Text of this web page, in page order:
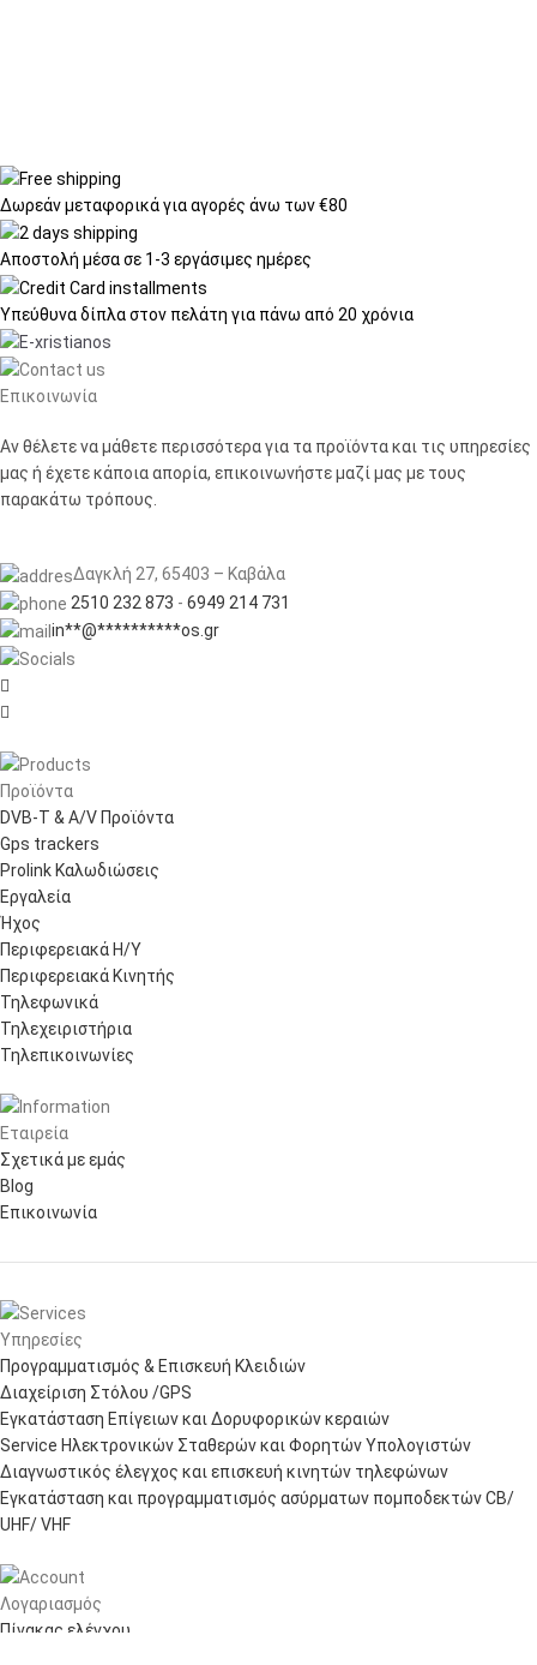
Δωρεάν μεταφορικάγια αγορές άνω των €80
Αποστολή μέσα σε 1-3 εργάσιμες ημέρες
Υπεύθυνα δίπλα στον πελάτη για πάνω από 20 χρόνια
Επικοινωνία
Αν θέλετε να μάθετε περισσότερα για τα προϊόντα και τις υπηρεσίες
μας ή έχετε κάποια απορία, επικοινωνήστε μαζί μας με τους
παρακάτω τρόπους.
Δαγκλή 27, 65403 – Καβάλα
2510 232 873 - 6949 214 731
in**@**********os.gr


Προϊόντα
DVB-T & A/V Προϊόντα
Gps trackers
Prolink Καλωδιώσεις
Εργαλεία
Ήχος
Περιφερειακά Η/Υ
Περιφερειακά Κινητής
Τηλεφωνικά
Τηλεχειριστήρια
Τηλεπικοινωνίες
Εταιρεία
Σχετικά με εμάς
Blog
Επικοινωνία
Υπηρεσίες
Προγραμματισμός & Επισκευή Κλειδιών
Διαχείριση Στόλου /GPS
Εγκατάσταση Επίγειων και Δορυφορικών κεραιών
Service Ηλεκτρονικών Σταθερών και Φορητών Υπολογιστών
Διαγνωστικός έλεγχος και επισκευή κινητών τηλεφώνων
Εγκατάσταση και προγραμματισμός ασύρματων πομποδεκτών CB/
UHF/ VHF
Λογαριασμός
Πίνακας ελέγχου